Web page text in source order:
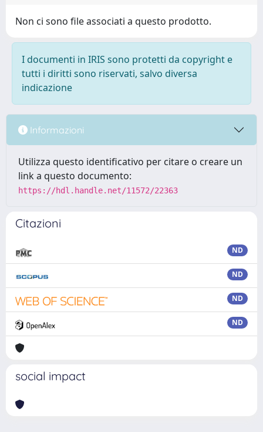
Non ci sono file associati a questo prodotto.
I documenti in IRIS sono protetti da copyright e
tutti i diritti sono riservati, salvo diversa
indicazione
Informazioni
Utilizza questo identificativo per citare o creare un
link a questo documento:
https://hdl.handle.net/11572/22363
Citazioni
ND
ND
ND
ND
social impact